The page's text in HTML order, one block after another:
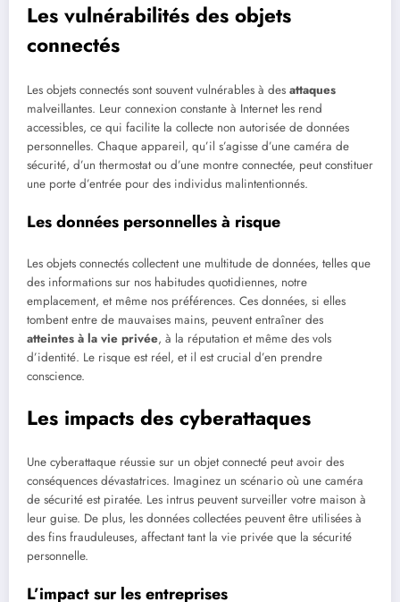
Les vulnérabilités des objets
connectés
Les objets connectés sont souvent vulnérables à des attaques
malveillantes. Leur connexion constante à Internet les rend
accessibles, ce qui facilite la collecte non autorisée de données
personnelles. Chaque appareil, qu’il s’agisse d’une caméra de
sécurité, d’un thermostat ou d’une montre connectée, peut constituer
une porte d’entrée pour des individus malintentionnés.
Les données personnelles à risque
Les objets connectés collectent une multitude de données, telles que
des informations sur nos habitudes quotidiennes, notre
emplacement, et même nos préférences. Ces données, si elles
tombent entre de mauvaises mains, peuvent entraîner des
atteintes à la vie privée, à la réputation et même des vols
d’identité. Le risque est réel, et il est crucial d’en prendre
conscience.
Les impacts des cyberattaques
Une cyberattaque réussie sur un objet connecté peut avoir des
conséquences dévastatrices. Imaginez un scénario où une caméra
de sécurité est piratée. Les intrus peuvent surveiller votre maison à
leur guise. De plus, les données collectées peuvent être utilisées à
des fins frauduleuses, affectant tant la vie privée que la sécurité
personnelle.
L’impact sur les entreprises